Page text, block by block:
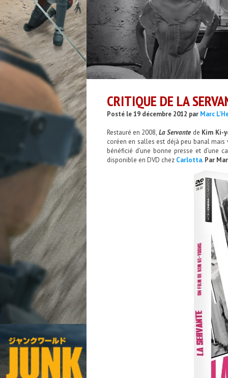
CRITIQUE DE LA
Posté le 19 décembre 2012 par Marc
Restauré en 2008, La Servante de Kim Ki-
coréen en salles est déjà peu banal mais
bénéficié d’une bonne presse et d’une
disponible en DVD chez Carlotta. Par